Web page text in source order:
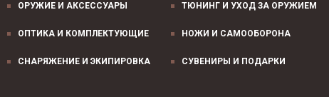
ОРУЖИЕ И АКСЕССУАРЫ ТЮНИНГ И УХОД ЗА ОРУЖИЕМ
ОПТИКА И КОМПЛЕКТУЮЩИЕ НОЖИ И САМООБОРОНА
СНАРЯЖЕНИЕ И ЭКИПИРОВКА СУВЕНИРЫ И ПОДАРКИ